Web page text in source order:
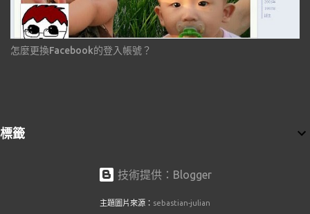
怎麼更換Facebook的登入帳號？
標籤
技術提供：Blogger
主題圖片來源： sebastian-julian